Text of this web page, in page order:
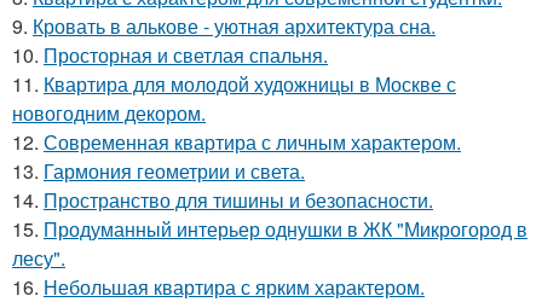
9. Кровать в алькове - уютная архитектура сна.
10. Просторная и светлая спальня.
11. Квартира для молодой художницы в Москве с
новогодним декором.
12. Современная квартира с личным характером.
13. Гармония геометрии и света.
14. Пространство для тишины и безопасности.
15. Продуманный интерьер однушки в ЖК "Микрогород в
лесу".
16. Небольшая квартира с ярким характером.